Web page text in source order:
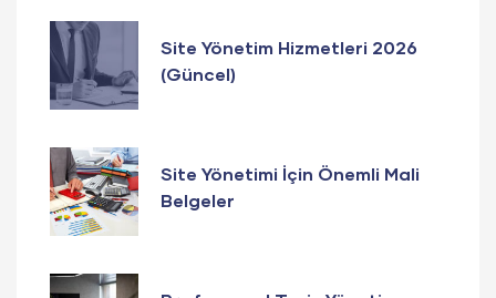
Site Yönetim Hizmetleri 2026
(Güncel)
Site Yönetimi İçin Önemli Mali
Belgeler